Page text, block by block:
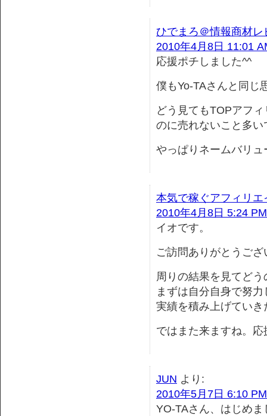
ひでまろ＠情報商材
2010年4月8日 11:01
応援ポチしました^^
僕もYo-TAさんと同じ
どう見てもTOPアフ
のに売れないこと多い
やっぱりネームバリ
本気で稼ぐアフィリ
2010年4月8日 5:24 PM
イオです。
ご訪問ありがとうござ
周りの結果を見てど
まずは自分自身で努力
実績を積み上げていき
ではまた来ますね。応
JUN より:
2010年5月7日 6:10 PM
YO-TAさん、はじめ